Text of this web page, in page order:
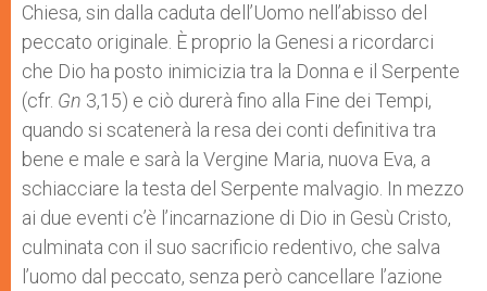
Chiesa, sin dalla caduta dell’Uomo nell’abisso del
peccato originale. È proprio la Genesi a ricordarci
che Dio ha posto inimicizia tra la Donna e il Serpente
(cfr. Gn 3,15) e ciò durerà fino alla Fine dei Tempi,
quando si scatenerà la resa dei conti definitiva tra
bene e male e sarà la Vergine Maria, nuova Eva, a
schiacciare la testa del Serpente malvagio. In mezzo
ai due eventi c’è l’incarnazione di Dio in Gesù Cristo,
culminata con il suo sacrificio redentivo, che salva
l’uomo dal peccato, senza però cancellare l’azione